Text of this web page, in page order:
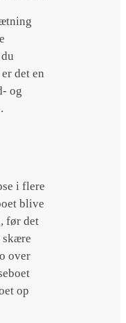
det en
og
i flere
blive
før det
skære
over
op